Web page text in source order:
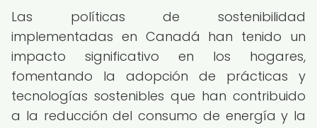
Las políticas de sostenibilidad
implementadas en Canadá han tenido un
impacto significativo en los hogares,
fomentando la adopción de prácticas y
tecnologías sostenibles que han contribuido
a la reducción del consumo de energía y la